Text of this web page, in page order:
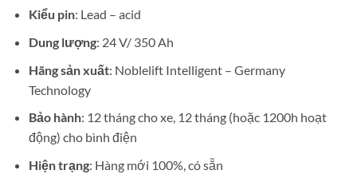
Kiểu pin: Lead – acid
Dung lượng: 24 V/ 350 Ah
Hãng sản xuất: Noblelift Intelligent – Germany
Technology
Bảo hành: 12 tháng cho xe, 12 tháng (hoặc 1200h hoạt
động) cho bình điện
Hiện trạng: Hàng mới 100%, có sẵn